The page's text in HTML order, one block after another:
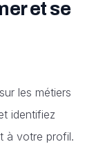
et se
les métiers
identifiez
à votre profil.